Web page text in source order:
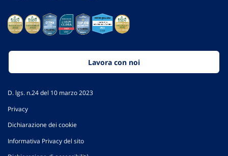
Lavora con noi
D. lgs. n.24 del 10 marzo 2023
Privacy
Dichiarazione dei cookie
Informativa Privacy del sito